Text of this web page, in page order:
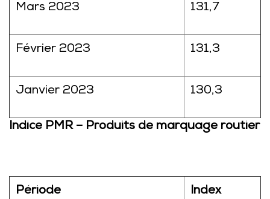
Mars 2023 131,7
Février 2023 131,3
Janvier 2023 130,3
Indice PMR – Produits de marquage routier
Période Index